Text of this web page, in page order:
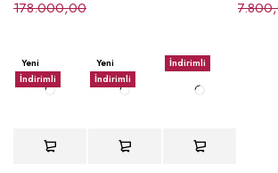
178.000,00
Yeni
İndirimli
Yeni
İndirimli
İndirimli